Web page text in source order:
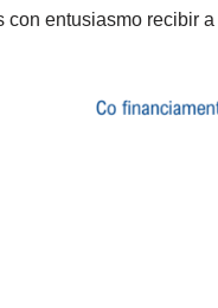
con entusiasmo recibir